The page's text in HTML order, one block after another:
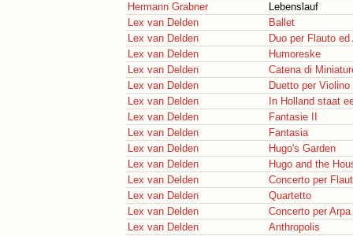
Hermann Grabner
Lebenslauf
Lex van Delden
Ballet
Lex van Delden
Duo per Flauto ed
Lex van Delden
Humoreske
Lex van Delden
Catena di
Lex van Delden
Duetto per Violino
Lex van Delden
In Holland staat
Lex van Delden
Fantasie II
Lex van Delden
Fantasia
Lex van Delden
Hugo's Garden
Lex van Delden
Hugo and the
Lex van Delden
Concerto per
Lex van Delden
Quartetto
Lex van Delden
Concerto per
Lex van Delden
Anthropolis